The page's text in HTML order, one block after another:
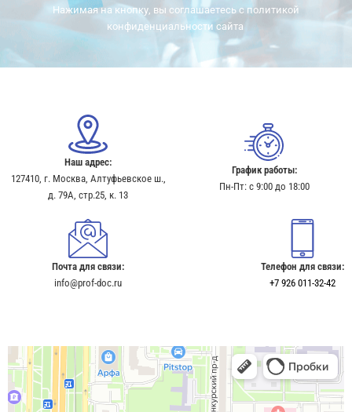
Нажимая на кнопку, вы соглашаетесь с политикой
конфиденциальности сайта
Наш адрес:
127410, г. Москва, Алтуфьевское ш.,
д. 79А, стр.25, к. 13​
График работы:
Пн-Пт: с 9:00 до 18:00
Почта для связи:
info@prof-doc.ru
Телефон для связи:
+7 926 011-32-42